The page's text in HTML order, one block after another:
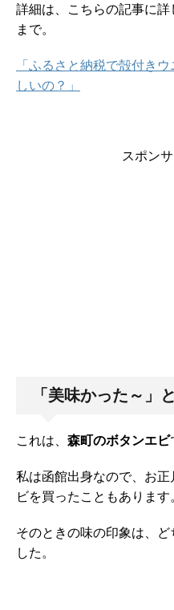
詳細は、こちらの記事に
まで。
「ふるさと納税で殻付き
しいの？」
スポン
「美味かった～」
これは、 森町のボタンエビ
私は函館出身なので、お
ビを買ったこともあります。
そのときの味の印象は、
した。